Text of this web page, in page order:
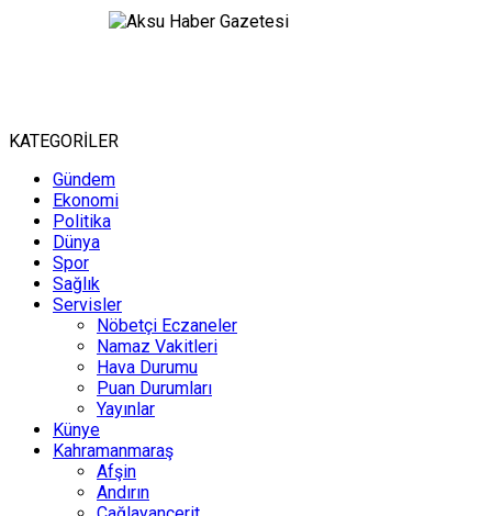
KATEGORİLER
Gündem
Ekonomi
Politika
Dünya
Spor
Sağlık
Servisler
Nöbetçi Eczaneler
Namaz Vakitleri
Hava Durumu
Puan Durumları
Yayınlar
Künye
Kahramanmaraş
Afşin
Andırın